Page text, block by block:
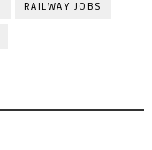
RAILWAY JOBS